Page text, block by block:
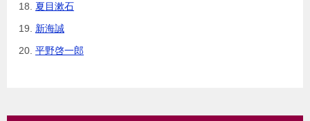
夏目漱石
新海誠
平野啓一郎